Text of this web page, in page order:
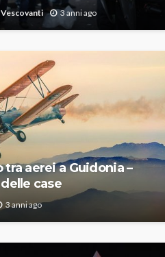
3 anni ago
tra aerei a Guidonia –
case
3 anni ago